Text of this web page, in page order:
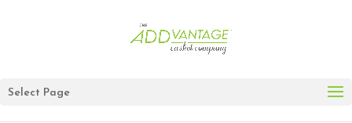
Select Page